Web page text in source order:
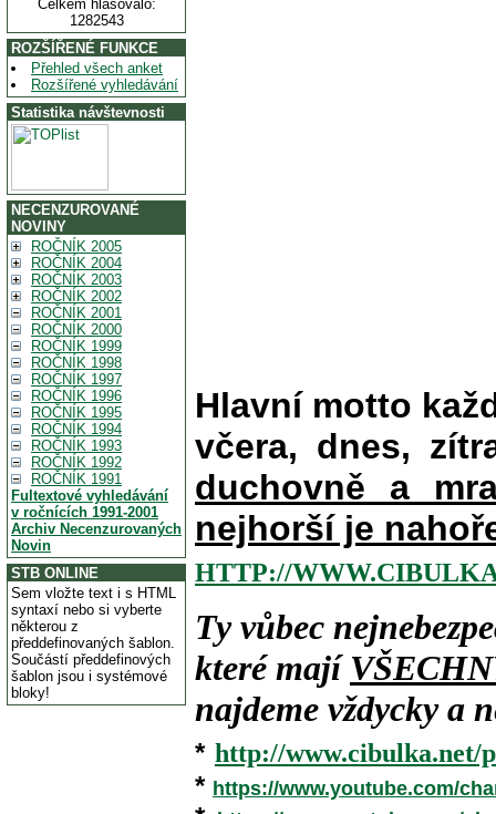
Celkem hlasovalo:
1282543
ROZŠÍŘENÉ FUNKCE
Přehled všech anket
Rozšířené vyhledávání
Statistika návštevnosti
NECENZUROVANÉ
NOVINY
ROČNÍK 2005
ROČNÍK 2004
ROČNÍK 2003
ROČNÍK 2002
ROČNÍK 2001
ROČNÍK 2000
ROČNÍK 1999
ROČNÍK 1998
ROČNÍK 1997
ROČNÍK 1996
ROČNÍK 1995
ROČNÍK 1994
ROČNÍK 1993
ROČNÍK 1992
ROČNÍK 1991
Fultextové vyhledávání
v ročnících 1991-2001
Archiv Necenzurovaných
Novin
STB ONLINE
Sem vložte text i s HTML
syntaxí nebo si vyberte
některou z
předdefinovaných šablon.
Součástí předdefinových
šablon jsou i systémové
bloky!
Hlavní motto
včera, dnes,
duchovně a
nejhorší je
HTTP://
Ty vůbec
které mají
najdeme vždycky a
* http://www.cibulka.net/
* https://www.youtube.com/